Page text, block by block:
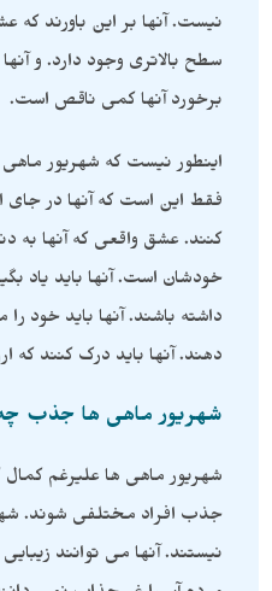
نیست. آنها بر این باورند که
سطح بالاتری وجود دارد. و
برخورد آنها کمی ناقص است.
اینطور نیست که شهریور ماهی
فقط این است که آنها در
کنند. عشق واقعی که آنها به
خودشان است. آنها باید یاد
داشته باشند. آنها باید خود
دهند. آنها باید درک کنند که
شهریور ماهی ها جذب
شهریور ماهی ها علیرغم کمال
جذب افراد مختلفی شوند.
نیستند. آنها می توانند